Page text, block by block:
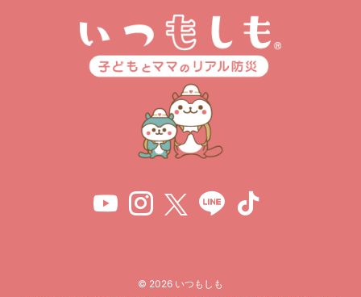
© 2026 いつもしも